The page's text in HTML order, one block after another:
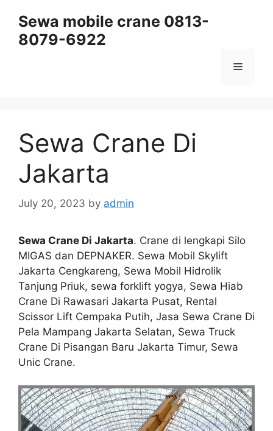
content
Sewa mobile crane 0813-
8079-6922
Menu
Sewa Crane Di
Jakarta
July 20, 2023 by admin
Sewa Crane Di Jakarta. Crane di lengkapi Silo
MIGAS dan DEPNAKER. Sewa Mobil Skylift
Jakarta Cengkareng, Sewa Mobil Hidrolik
Tanjung Priuk, sewa forklift yogya, Sewa Hiab
Crane Di Rawasari Jakarta Pusat, Rental
Scissor Lift Cempaka Putih, Jasa Sewa Crane Di
Pela Mampang Jakarta Selatan, Sewa Truck
Crane Di Pisangan Baru Jakarta Timur, Sewa
Unic Crane.